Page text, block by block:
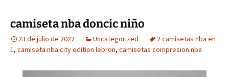
camiseta nba doncic niño
23 de julio de 2022 Uncategorized
2 camisetas nba en
1, camiseta nba city edition lebron, camisetas compresion nba